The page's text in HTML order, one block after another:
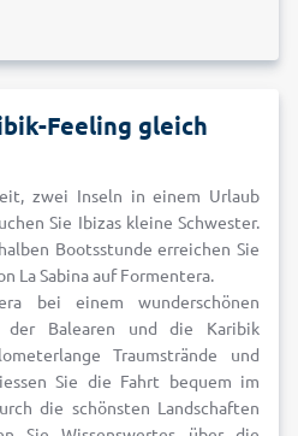
Feeling gleich
zwei Inseln in einem Urlaub
Sie Ibizas kleine Schwester.
Bootsstunde erreichen Sie
La Sabina auf Formentera.
bei einem wunderschönen
der Balearen und die Karibik
Traumstrände und
Sie die Fahrt bequem im
die schönsten Landschaften